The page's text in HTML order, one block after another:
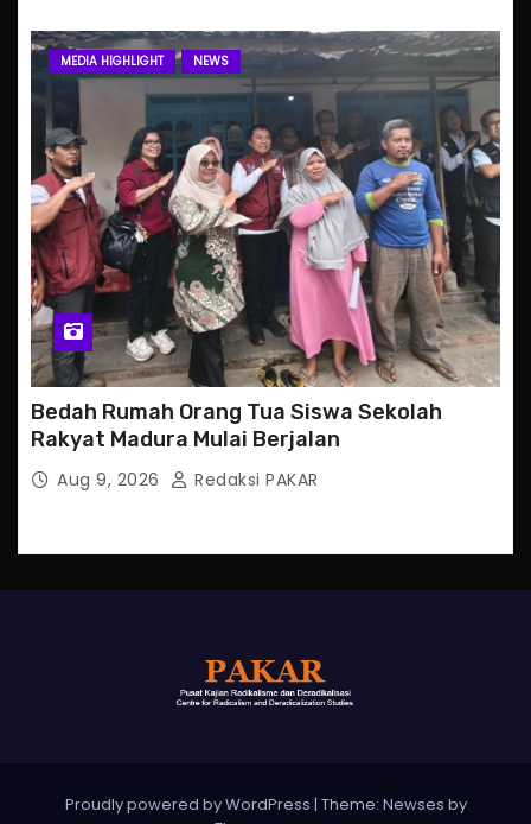
MEDIA HIGHLIGHT NEWS
Bedah Rumah Orang Tua Siswa Sekolah
Rakyat Madura Mulai Berjalan
Aug 9, 2026 Redaksi PAKAR
Proudly powered by WordPress | Theme: Newses by